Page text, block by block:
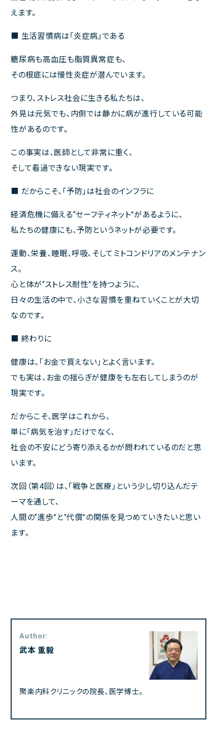
えます。
■ 生活習慣病は「炎症病」である
糖尿病も高血圧も脂質異常症も、
その根底には慢性炎症が潜んでいます。
つまり、ストレス社会に生きる私たちは、
外見は元気でも、内側では静かに病が進行している可能
性があるのです。
この事実は、医師として非常に重く、
そして看過できない現実です。
■ だからこそ、「予防」は社会のインフラに
経済危機に備える“セーフティネット”があるように、
私たちの健康にも、予防というネットが必要です。
運動、栄養、睡眠、呼吸、そしてミトコンドリアのメンテナン
ス。
心と体が“ストレス耐性”を持つように、
日々の生活の中で、小さな習慣を重ねていくことが大切
なのです。
■ 終わりに
健康は、「お金で買えない」とよく言います。
でも実は、お金の揺らぎが健康をも左右してしまうのが
現実です。
だからこそ、医学はこれから、
単に「病気を治す」だけでなく、
社会の不安にどう寄り添えるかが問われているのだと思
います。
次回（第4回）は、「戦争と医療」という少し切り込んだテ
ーマを通して、
人間の“進歩”と“代償”の関係を見つめていきたいと思い
ます。
Author:
武本 重毅
聚楽内科クリニックの院長、医学博士。